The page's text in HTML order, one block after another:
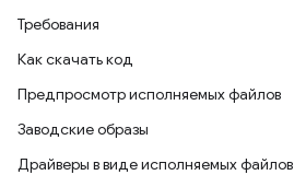
Требования
Как скачать код
Предпросмотр исполняемых файлов
Заводские образы
Драйверы в виде исполняемых файлов